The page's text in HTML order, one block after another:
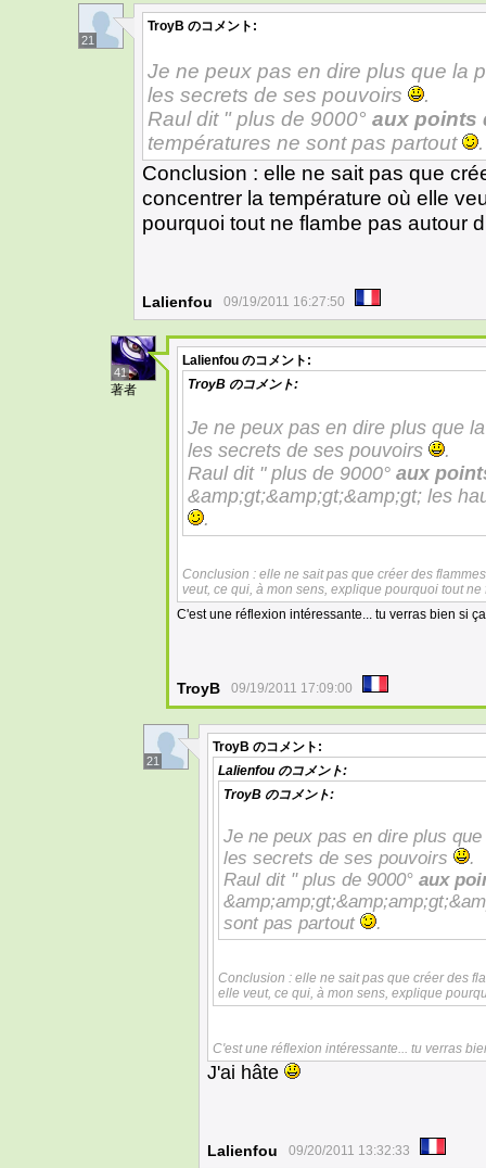
21
TroyB のコメント:
Je ne peux pas en dire plus que la
les secrets de ses pouvoirs
.
Raul dit " plus de 9000° aux points
températures ne sont pas partout
.
Conclusion : elle ne sait pas que
concentrer la température où elle
pourquoi tout ne flambe pas autour
Lalienfou 09/19/2011 16:27:50
41
著者
Lalienfou のコメント:
TroyB のコメント:
Je ne peux pas en dire plus que
les secrets de ses pouvoirs
.
Raul dit " plus de 9000° aux
&amp;gt;&amp;gt;&amp;gt; les
.
Conclusion : elle ne sait pas que créer des
veut, ce qui, à mon sens, explique pourquoi tout
C'est une réflexion intéressante... tu verras bien si
TroyB 09/19/2011 17:09:00
21
TroyB のコメント:
Lalienfou のコメント:
TroyB のコメント:
Je ne peux pas en dire plus
les secrets de ses pouvoirs
.
Raul dit " plus de 9000° aux
sont pas partout
.
Conclusion : elle ne sait pas que créer des
elle veut, ce qui, à mon sens, explique
C'est une réflexion intéressante... tu verras
J'ai hâte
Lalienfou 09/20/2011 13:32:33